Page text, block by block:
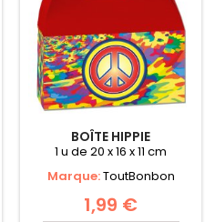
BOÎTE HIPPIE
1 u de 20 x 16 x 11 cm
Marque:ToutBonbon
1,99 €